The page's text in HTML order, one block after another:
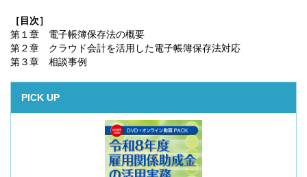
［目次］
第１章 電子帳簿保存法の概要
第２章 クラウド会計を活用した電子帳簿保存法対応
第３章 相談事例
PICK UP